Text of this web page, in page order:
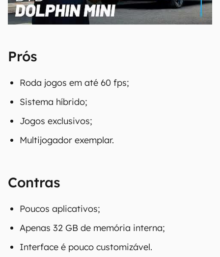
00:00/04:07
Prós
Roda jogos em até 60 fps;
Sistema híbrido;
Jogos exclusivos;
Multijogador exemplar.
Contras
Poucos aplicativos;
Apenas 32 GB de memória interna;
Interface é pouco customizável.